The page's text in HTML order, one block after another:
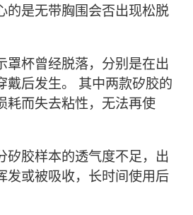
的是无带胸围会否出现松脱
罩杯曾经脱落，分别是在出
戴后发生。 其中两款矽胶的
耗而失去粘性，无法再使
矽胶样本的透气度不足，出
发或被吸收，长时间使用后